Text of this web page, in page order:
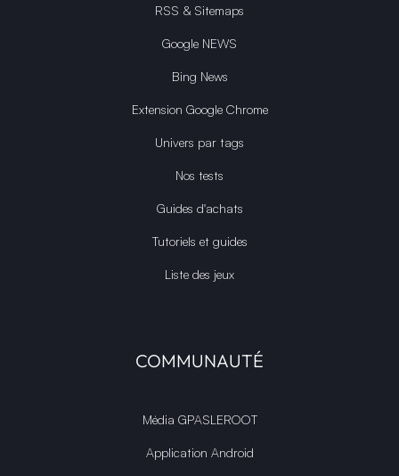
RSS & Sitemaps
Google NEWS
Bing News
Extension Google Chrome
Univers par tags
Nos tests
Guides d'achats
Tutoriels et guides
Liste des jeux
COMMUNAUTÉ
Média GPASLEROOT
Application Android